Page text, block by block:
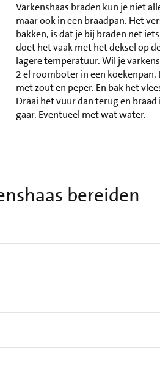
Varkenshaas braden kun je niet
maar ook in een braadpan. Het
bakken, is dat je bij braden net
doet het vaak met het deksel op
lagere temperatuur. Wil je
2 el roomboter in een koekenpan.
met zout en peper. En bak het
Draai het vuur dan terug en
gaar. Eventueel met wat water.
bereiden